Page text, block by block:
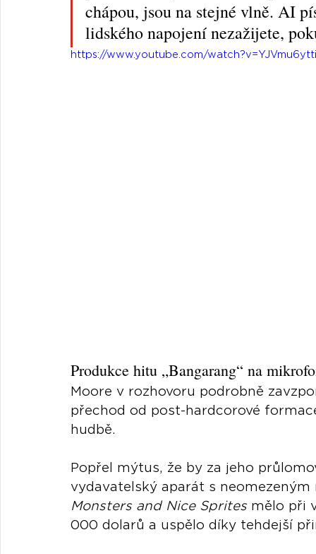
chápou, jsou na stejné vlně. AI
lidského napojení nezažijete,
https://www.youtube.com/
Produkce hitu „Bangarang“ na
Moore v rozhovoru podrobně
přechod od post-hardcorové
hudbě.
Popřel mýtus, že by za jeho
vydavatelský aparát s
Monsters and Nice Sprites mělo při
000 dolarů a uspělo díky tehdejší